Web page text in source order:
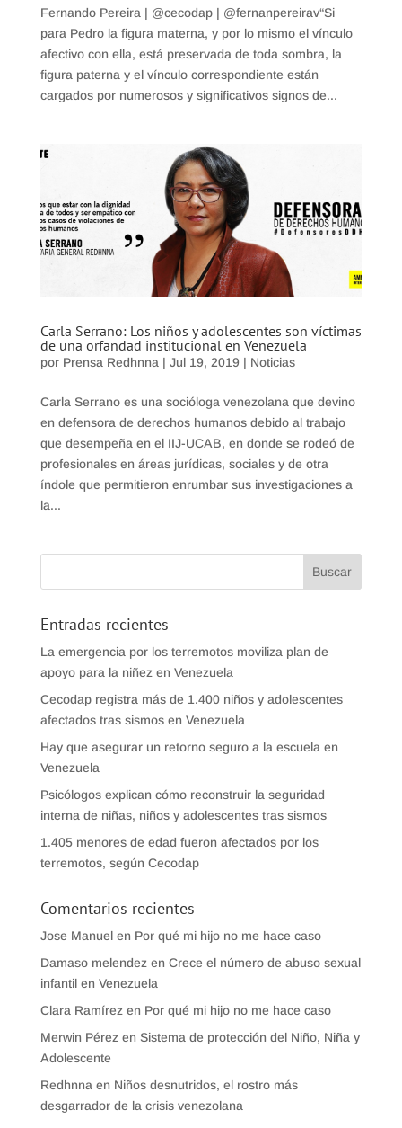
Fernando Pereira | @cecodap | @fernanpereirav“Si
para Pedro la figura materna, y por lo mismo el vínculo
afectivo con ella, está preservada de toda sombra, la
figura paterna y el vínculo correspondiente están
cargados por numerosos y significativos signos de...
Carla Serrano: Los niños y adolescentes son víctimas
de una orfandad institucional en Venezuela
por Prensa Redhnna | Jul 19, 2019 | Noticias
Carla Serrano es una socióloga venezolana que devino
en defensora de derechos humanos debido al trabajo
que desempeña en el IIJ-UCAB, en donde se rodeó de
profesionales en áreas jurídicas, sociales y de otra
índole que permitieron enrumbar sus investigaciones a
la...
Entradas recientes
La emergencia por los terremotos moviliza plan de
apoyo para la niñez en Venezuela
Cecodap registra más de 1.400 niños y adolescentes
afectados tras sismos en Venezuela
Hay que asegurar un retorno seguro a la escuela en
Venezuela
Psicólogos explican cómo reconstruir la seguridad
interna de niñas, niños y adolescentes tras sismos
1.405 menores de edad fueron afectados por los
terremotos, según Cecodap
Comentarios recientes
Jose Manuelen Por qué mi hijo no me hace caso
Damaso melendez en Crece el número de abuso sexual
infantil en Venezuela
Clara Ramírez en Por qué mi hijo no me hace caso
Merwin Pérez en Sistema de protección del Niño, Niña y
Adolescente
Redhnna en Niños desnutridos, el rostro más
desgarrador de la crisis venezolana